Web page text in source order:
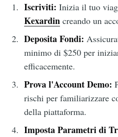
Iscriviti: Inizia il tuo
Kexardincreando un
Deposita Fondi:
minimo di $250 per
efficacemente.
Prova l'Account Demo:
rischi per familiarizzare
della piattaforma.
Imposta Parametri di